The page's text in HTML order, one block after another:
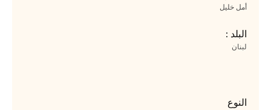
أمل خليل
البلد :
لبنان
النوع